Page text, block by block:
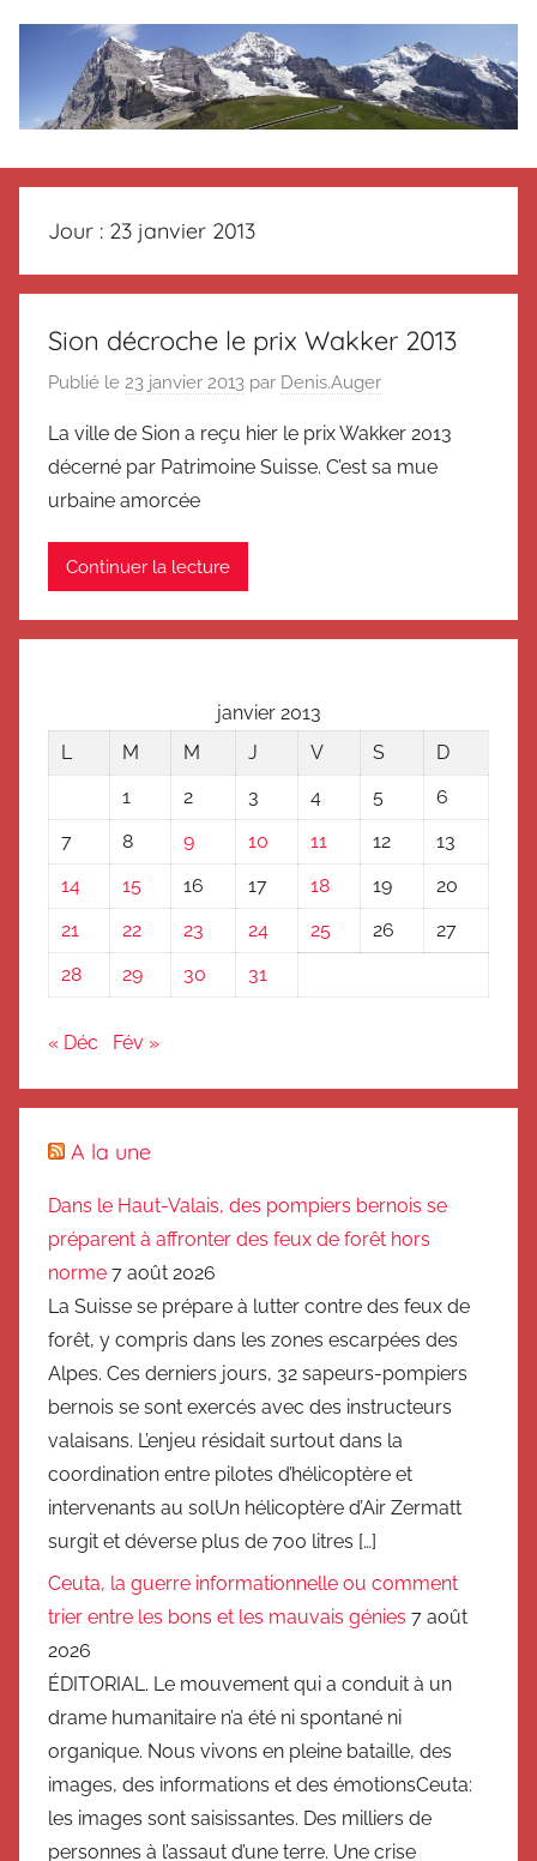
Le
blog
de
Suisse
Magazine
Suisse
souvenir
Suisse
Magazine
Messager
Suisse
Jour : 23 janvier 2013
Sion décroche le prix Wakker 2013
Publié le 23 janvier 2013 par Denis.Auger
La ville de Sion a reçu hier le prix Wakker 2013
décerné par Patrimoine Suisse. C’est sa mue
urbaine amorcée
Continuer la lecture
janvier 2013
L
M M J V S
D
1
2 3 4 5
6
7
8 9 10 11 12
13
14
15 16 17 18 19
20
21
22 23 24 25 26
27
28
29 30 31
« Déc Fév »
A la une
Dans le Haut-Valais, des pompiers bernois se
préparent à affronter des feux de forêt hors
norme 7 août 2026
La Suisse se prépare à lutter contre des feux de
forêt, y compris dans les zones escarpées des
Alpes. Ces derniers jours, 32 sapeurs-pompiers
bernois se sont exercés avec des instructeurs
valaisans. L’enjeu résidait surtout dans la
coordination entre pilotes d’hélicoptère et
intervenants au solUn hélicoptère d’Air Zermatt
surgit et déverse plus de 700 litres […]
Ceuta, la guerre informationnelle ou comment
trier entre les bons et les mauvais génies 7 août
2026
ÉDITORIAL. Le mouvement qui a conduit à un
drame humanitaire n’a été ni spontané ni
organique. Nous vivons en pleine bataille, des
images, des informations et des émotionsCeuta:
les images sont saisissantes. Des milliers de
personnes à l’assaut d’une terre. Une crise